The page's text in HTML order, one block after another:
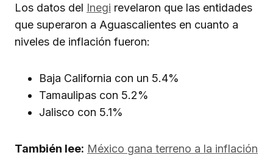
Los datos del Inegi revelaron que las entidades
que superaron a Aguascalientes en cuanto a
niveles de inflación fueron:
Baja California con un 5.4%
Tamaulipas con 5.2%
Jalisco con 5.1%
También lee: México gana terreno a la inflación